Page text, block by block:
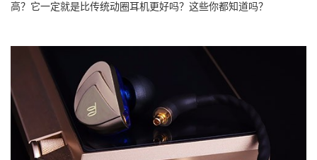
高？它一定就是比传统动圈耳机更好吗？这些你都知道吗？